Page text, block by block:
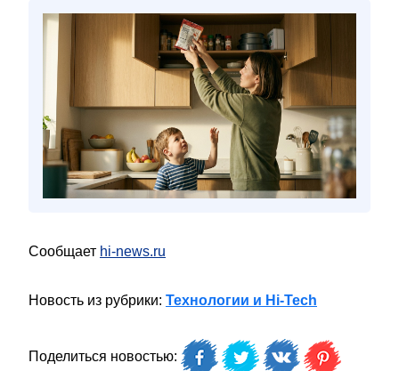
Сообщает hi-news.ru
Новость из рубрики: Технологии и Hi-Tech
Поделиться новостью: